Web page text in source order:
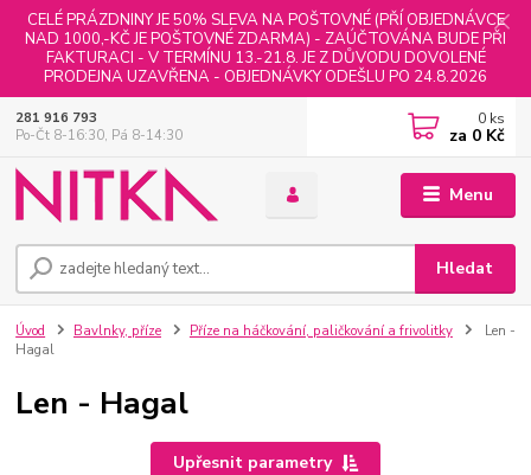
CELÉ PRÁZDNINY JE 50% SLEVA NA POŠTOVNÉ (PŘÍ OBJEDNÁVCE
NAD 1000,-KČ JE POŠTOVNÉ ZDARMA) - ZAÚČTOVÁNA BUDE PŘI
FAKTURACI - V TERMÍNU 13.-21.8. JE Z DŮVODU DOVOLENÉ
PRODEJNA UZAVŘENA - OBJEDNÁVKY ODEŠLU PO 24.8.2026
Menu
Hledat
281 916 793
Po-Čt 8-16:30, Pá 8-14:30
0 ks
za 0 Kč
Úvod Bavlnky, příze Příze na háčkování, paličkování a frivolitky
Len -
Hagal
Len - Hagal
Upřesnit parametry